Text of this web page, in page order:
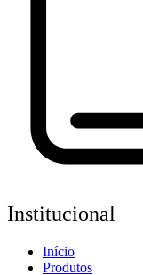
Institucional
Início
Produtos